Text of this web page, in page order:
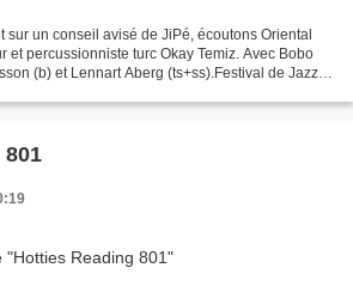
sur un conseil avisé de JiPé, écoutons Oriental
et percussionniste turc Okay Temiz. Avec Bobo
(b) et Lennart Aberg (ts+ss).Festival de Jazz